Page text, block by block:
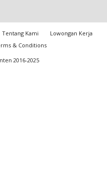
Tentang Kami
Lowongan Kerja
& Conditions
2016-2025